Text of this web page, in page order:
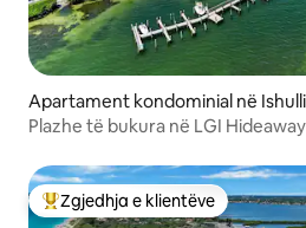
Apartament kondominial në
Plazhe të bukura në LGI
Më të mirat e zgjedhjeve të
Zgjedhja e klientëve